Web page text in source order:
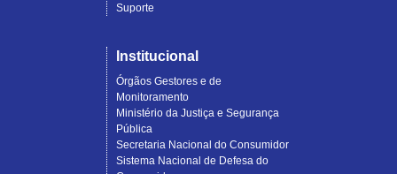
Suporte
Institucional
Órgãos Gestores e de
Monitoramento
Ministério da Justiça e Segurança
Pública
Secretaria Nacional do Consumidor
Sistema Nacional de Defesa do